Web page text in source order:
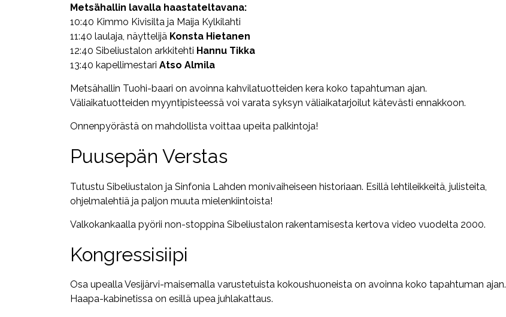
Metsähallin lavalla haastateltavana:
10:40 Kimmo Kivisilta ja Maija Kylkilahti
11:40 laulaja, näyttelijä Konsta Hietanen
12:40 Sibeliustalon arkkitehti Hannu Tikka
13:40 kapellimestari Atso Almila
Metsähallin Tuohi-baari on avoinna kahvilatuotteiden kera koko tapahtuman ajan.
Väliaikatuotteiden myyntipisteessä voi varata syksyn väliaikatarjoilut kätevästi ennakkoon.
Onnenpyörästä on mahdollista voittaa upeita palkintoja!
Puusepän Verstas
Tutustu Sibeliustalon ja Sinfonia Lahden monivaiheiseen historiaan. Esillä lehtileikkeitä, julisteita,
ohjelmalehtiä ja paljon muuta mielenkiintoista!
Valkokankaalla pyörii non-stoppina Sibeliustalon rakentamisesta kertova video vuodelta 2000.
Kongressisiipi
Osa upealla Vesijärvi-maisemalla varustetuista kokoushuoneista on avoinna koko tapahtuman ajan.
Haapa-kabinetissa on esillä upea juhlakattaus.